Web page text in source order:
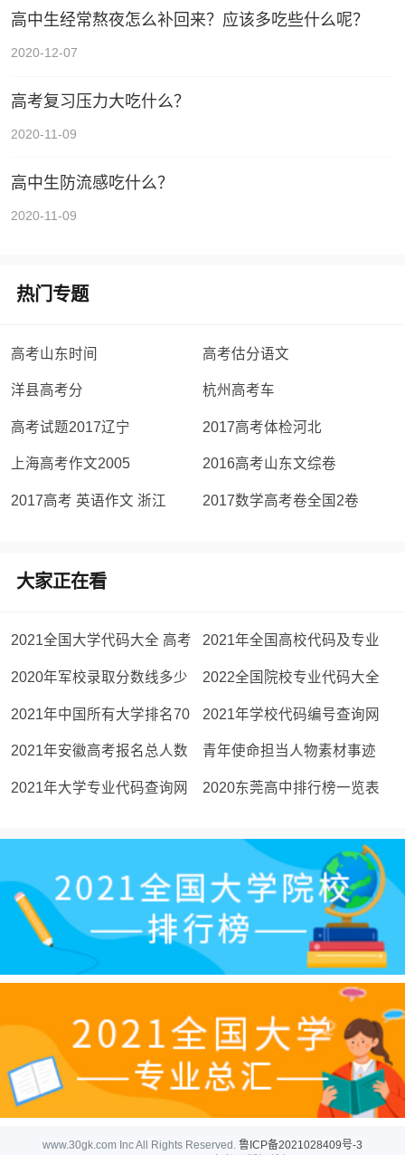
高中生经常熬夜怎么补回来？应该多吃些什么呢？
2020-12-07
高考复习压力大吃什么？
2020-11-09
高中生防流感吃什么？
2020-11-09
热门专题
高考山东时间 高考估分语文
洋县高考分 杭州高考车
高考试题2017辽宁 2017高考体检河北
上海高考作文2005 2016高考山东文综卷
2017高考 英语作文 浙江 2017数学高考卷全国2卷
大家正在看
2021全国大学代码大全 高考
院校专业组代码查询
2021年全国高校代码及专业
代码查询系统方法
2020年军校录取分数线多少
2020部队考军校录取分数线
2022全国院校专业代码大全
高考院校专业组代码查询
2021年中国所有大学排名70
0强排行榜（校友会最新完
整版）
2021年学校代码编号查询网
高考志愿大学代码大全
2021年安徽高考报名总人数
52万 总人数增加1.1万
青年使命担当人物素材事迹
2021年大学专业代码查询网 2020东莞高中排行榜一览表
www.30gk.com Inc All Rights Reserved. 鲁ICP备2021028409号-3